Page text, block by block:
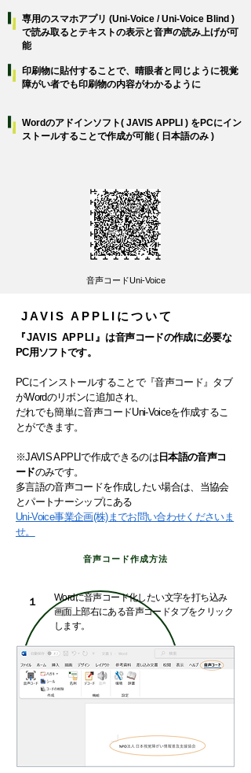
専用のスマホアプリ (Uni-Voice / Uni-Voice Blind )
で読み取るとテキストの表示と音声の読み上げが可
能
印刷物に貼付することで、晴眼者と同じように視覚
障がい者でも印刷物の内容がわかるように
Wordのアドインソフト( JAVIS APPLI ) をPCにイン
ストールすることで作成が可能 ( 日本語のみ )
音声コードUni-Voice
JAVIS APPLIについて
『JAVIS APPLI』 は音声コードの作成に必要な
PC用ソフトです。
PCにインストールすることで『音声コード』タブ
がWordのリボンに追加され、
だれでも簡単に音声コードUni-Voiceを作成するこ
とができます。
※JAVIS APPLIで作成できるのは 日本語の音声コ
ードのみです。
多言語の音声コードを作成したい場合は、当協会
とパートナーシップにある
Uni-Voice事業企画(株)までお問い合わせくださいま
せ。
音声コード作成方法
１
Wordに音声コード化したい文字を打ち込み
画面上部右にある音声コードタブをクリック
します。